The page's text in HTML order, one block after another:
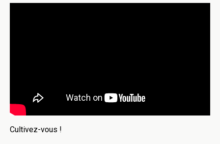
Cultivez-vous !